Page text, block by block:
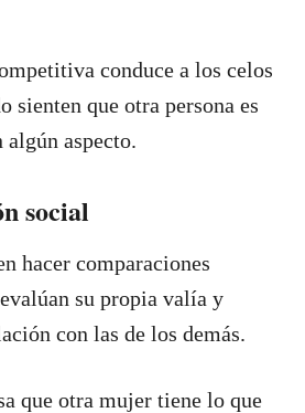
conduce a los celos
sienten que otra persona es
aspecto.
social
hacer comparaciones
su propia valía y
con las de los demás.
que otra mujer tiene lo que